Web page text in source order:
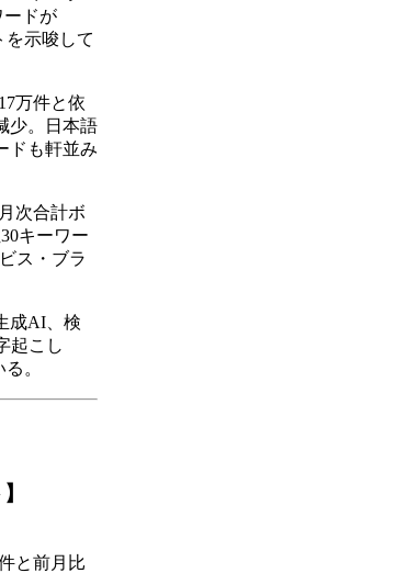
ードが
を示唆して
万件と依
少。日本語
ドも軒並み
月次合計ボ
キーワー
ス・ブラ
成AI、検
起こし
。
と前月比